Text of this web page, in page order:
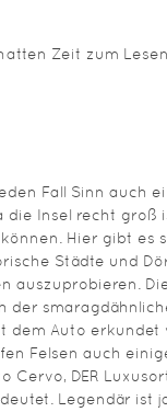
Zeit zum
Fall Sinn auch
die Insel recht groß
Hier gibt es
Städte und
auszuprobieren.
der
dem Auto
Felsen auch
Cervo, DER
Legendär ist